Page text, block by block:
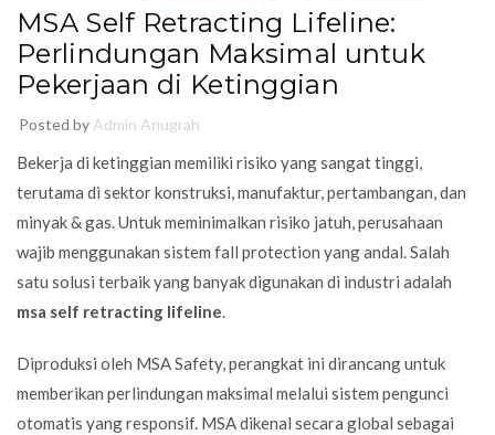
MSA Self Retracting Lifeline:
Perlindungan Maksimal untuk
Pekerjaan di Ketinggian
Posted by Admin Anugrah
Bekerja di ketinggian memiliki risiko yang sangat tinggi,
terutama di sektor konstruksi, manufaktur, pertambangan, dan
minyak & gas. Untuk meminimalkan risiko jatuh, perusahaan
wajib menggunakan sistem fall protection yang andal. Salah
satu solusi terbaik yang banyak digunakan di industri adalah
msa self retracting lifeline.
Diproduksi oleh MSA Safety, perangkat ini dirancang untuk
memberikan perlindungan maksimal melalui sistem pengunci
otomatis yang responsif. MSA dikenal secara global sebagai